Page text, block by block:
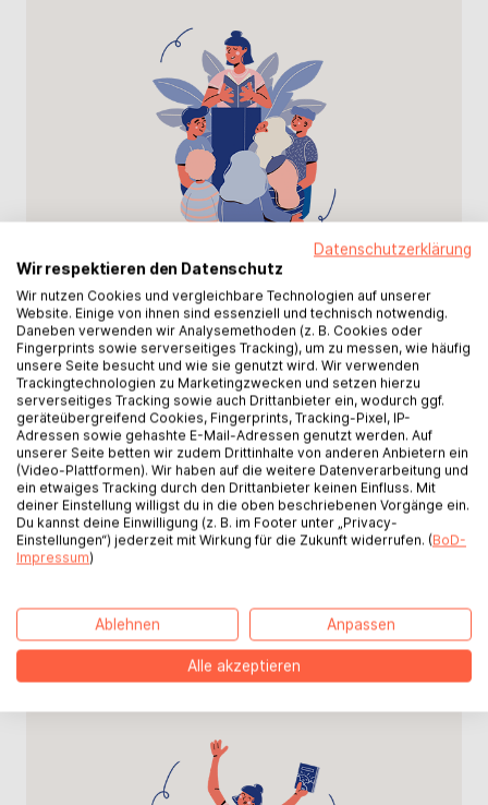
Phase 2
Die Wahl
Vom 21.07. bis zum 21.08. können die
nominierten Coaches Stimmen für die Wahl
zum Buchcoach des Jahres sammeln.
Zur Abstimmung
Datenschutzerklärung
Wir respektieren den Datenschutz
Wir nutzen Cookies und vergleichbare Technologien auf unserer
Website. Einige von ihnen sind essenziell und technisch notwendig.
Daneben verwenden wir Analysemethoden (z. B. Cookies oder
Fingerprints sowie serverseitiges Tracking), um zu messen, wie häufig
unsere Seite besucht und wie sie genutzt wird. Wir verwenden
Trackingtechnologien zu Marketingzwecken und setzen hierzu
serverseitiges Tracking sowie auch Drittanbieter ein, wodurch ggf.
geräteübergreifend Cookies, Fingerprints, Tracking-Pixel, IP-
Adressen sowie gehashte E-Mail-Adressen genutzt werden. Auf
unserer Seite betten wir zudem Drittinhalte von anderen Anbietern ein
(Video-Plattformen). Wir haben auf die weitere Datenverarbeitung und
ein etwaiges Tracking durch den Drittanbieter keinen Einfluss. Mit
deiner Einstellung willigst du in die oben beschriebenen Vorgänge ein.
Du kannst deine Einwilligung (z. B. im Footer unter „Privacy-
Einstellungen“) jederzeit mit Wirkung für die Zukunft widerrufen. (BoD-
Impressum)
Ablehnen Anpassen
Alle akzeptieren